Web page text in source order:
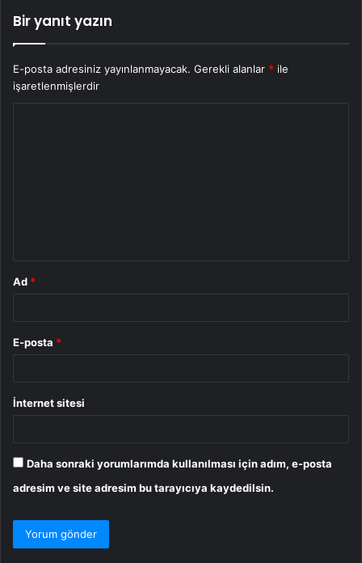
Bir yanıt yazın
E-posta adresiniz yayınlanmayacak. Gerekli alanlar * ile
işaretlenmişlerdir
Ad *
E-posta *
İnternet sitesi
Daha sonraki yorumlarımda kullanılması için adım, e-posta
adresim ve site adresim bu tarayıcıya kaydedilsin.